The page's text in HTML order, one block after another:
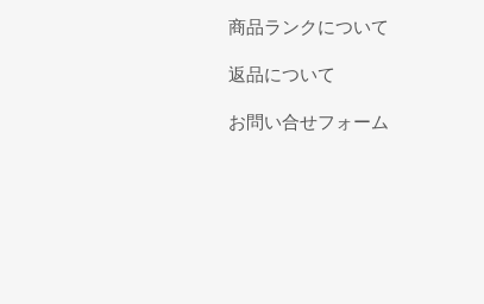
商品ランクについて
返品について
お問い合せフォーム